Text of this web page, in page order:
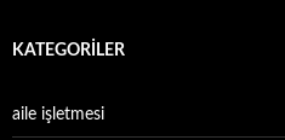
KATEGORILER
aile işletmesi